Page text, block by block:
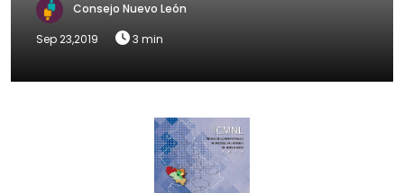
Consejo Nuevo León
Sep 23,2019
3 min